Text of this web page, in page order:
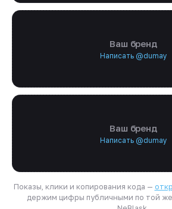
Ваш бренд
Написать @dumay
Ваш бренд
Написать @dumay
Показы, клики и копирования кода —
держим цифры публичными по той же